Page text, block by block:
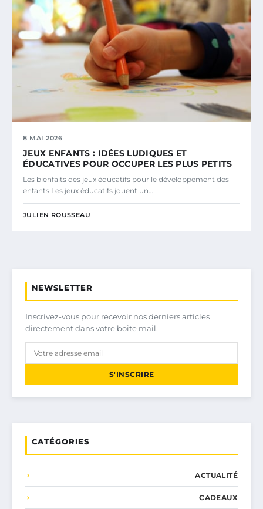
8 MAI 2026
JEUX ENFANTS : IDÉES LUDIQUES ET
ÉDUCATIVES POUR OCCUPER LES PLUS PETITS
Les bienfaits des jeux éducatifs pour le développement des
enfants Les jeux éducatifs jouent un…
JULIEN ROUSSEAU
NEWSLETTER
Inscrivez-vous pour recevoir nos derniers articles
directement dans votre boîte mail.
S'INSCRIRE
CATÉGORIES
ACTUALITÉ
CADEAUX